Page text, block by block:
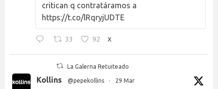
critican q contratáramos a
https://t.co/lRqryjUDTE
33 92 X
La Galerna Retuiteado
Kollins @pepekollins · 29 Mar